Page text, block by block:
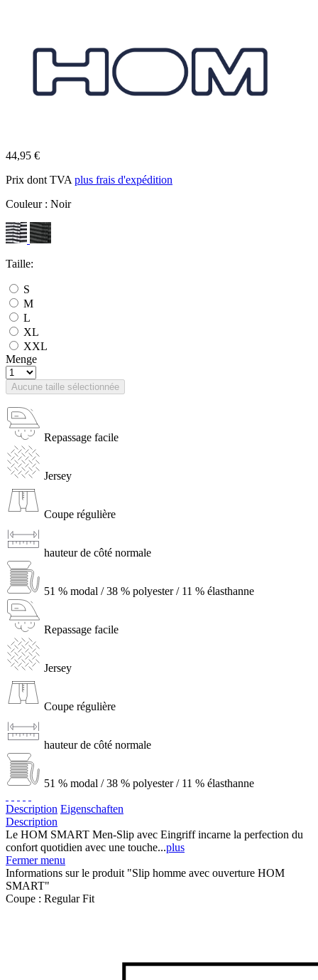
44,95 €
Prix dont TVA plus frais d'expédition
Couleur : Noir
Taille:
S
M
L
XL
XXL
Menge
Aucune taille sélectionnée
Repassage facile
Jersey
Coupe régulière
hauteur de côté normale
51 % modal / 38 % polyester / 11 % élasthanne
Repassage facile
Jersey
Coupe régulière
hauteur de côté normale
51 % modal / 38 % polyester / 11 % élasthanne
Description Eigenschaften
Description
Le HOM SMART Men-Slip avec Eingriff incarne la perfection du
confort quotidien avec une touche...plus
Fermer menu
Informations sur le produit "Slip homme avec ouverture HOM
SMART"
Coupe : Regular Fit